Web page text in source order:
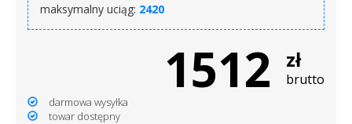
maksymalny uciąg: 2420
1512 zł
brutto
darmowa wysyłka
towar dostępny